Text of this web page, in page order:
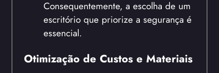
Consequentemente, a escolha de um
escritório que priorize a segurança é
essencial.
Otimização de Custos e Materiais